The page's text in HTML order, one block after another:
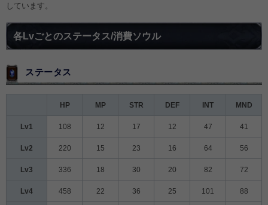
しています。
各Lvごとのステータス/消費ソウル
ステータス
HP MP STR DEF INT MND
Lv1 108 12 17 12 47 41
Lv2 220 15 23 16 64 56
Lv3 336 18 30 20 82 72
Lv4 458 22 36 25 101 88